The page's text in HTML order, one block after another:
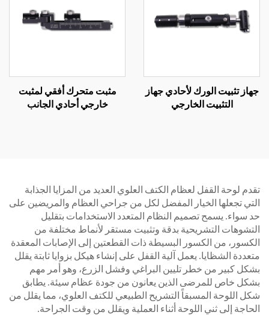
جهاز تثبيت الورك لأحادي جهاز
التثبيت الخارجي
مثبت متحرك أفقي لمثبت
خارجي أحادي الجانب
تقدم لوحة القفل لعظام الكتف العلوي العديد من المزايا الجذابة
التي تجعلها الخيار المفضل لكل من جراحي العظام والمريضين على
حد سواء. يسمح تصميم النظام المتعدد الاستخدامات بتقليل
التشوهات التشريحية بدقة وتثبيت مستقر لأنماط مختلفة من
الكسور، من الكسور البسيطة ذات القطعتين إلى الإصابات المعقدة
متعددة الشظايا. يعمل آلية القفل على إنشاء هيكل بزوايا ثابتة يقلل
بشكل كبير من خطر تليين البراغي وفشل الزرع، وهو أمر مهم
بشكل خاص للمرضى الذين يعانون من جودة عظام سيئة. يطابق
شكل اللوحة المسبقاً التشريح الطبيعي للكتف العلوي، مما يقلل من
الحاجة إلى ثني اللوحة أثناء العملية ويقلل من وقت الجراحة.